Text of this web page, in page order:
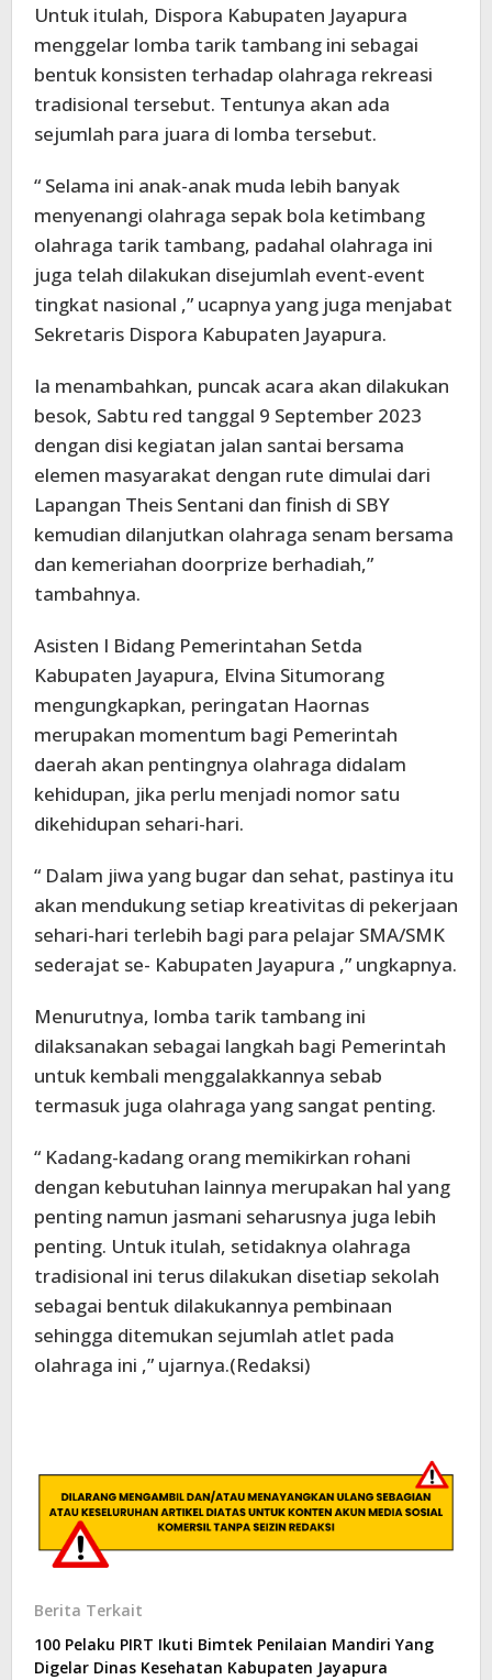
Untuk itulah, Dispora Kabupaten Jayapura
menggelar lomba tarik tambang ini sebagai
bentuk konsisten terhadap olahraga rekreasi
tradisional tersebut. Tentunya akan ada
sejumlah para juara di lomba tersebut.
“ Selama ini anak-anak muda lebih banyak
menyenangi olahraga sepak bola ketimbang
olahraga tarik tambang, padahal olahraga ini
juga telah dilakukan disejumlah event-event
tingkat nasional ,” ucapnya yang juga menjabat
Sekretaris Dispora Kabupaten Jayapura.
Ia menambahkan, puncak acara akan dilakukan
besok, Sabtu red tanggal 9 September 2023
dengan disi kegiatan jalan santai bersama
elemen masyarakat dengan rute dimulai dari
Lapangan Theis Sentani dan finish di SBY
kemudian dilanjutkan olahraga senam bersama
dan kemeriahan doorprize berhadiah,”
tambahnya.
Asisten I Bidang Pemerintahan Setda
Kabupaten Jayapura, Elvina Situmorang
mengungkapkan, peringatan Haornas
merupakan momentum bagi Pemerintah
daerah akan pentingnya olahraga didalam
kehidupan, jika perlu menjadi nomor satu
dikehidupan sehari-hari.
“ Dalam jiwa yang bugar dan sehat, pastinya itu
akan mendukung setiap kreativitas di pekerjaan
sehari-hari terlebih bagi para pelajar SMA/SMK
sederajat se- Kabupaten Jayapura ,” ungkapnya.
Menurutnya, lomba tarik tambang ini
dilaksanakan sebagai langkah bagi Pemerintah
untuk kembali menggalakkannya sebab
termasuk juga olahraga yang sangat penting.
“ Kadang-kadang orang memikirkan rohani
dengan kebutuhan lainnya merupakan hal yang
penting namun jasmani seharusnya juga lebih
penting. Untuk itulah, setidaknya olahraga
tradisional ini terus dilakukan disetiap sekolah
sebagai bentuk dilakukannya pembinaan
sehingga ditemukan sejumlah atlet pada
olahraga ini ,” ujarnya.(Redaksi)
Berita Terkait
100 Pelaku PIRT Ikuti Bimtek Penilaian Mandiri Yang
Digelar Dinas Kesehatan Kabupaten Jayapura